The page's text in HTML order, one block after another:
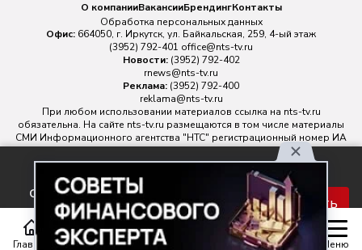
Главная Статьи Передачи Меню
соглашаетесь с правилами
обработки персональных
данных.
Принять
О компанииВакансииБрендингКонтакты
Обработка персональных данных
Офис: 664050, г. Иркутск, ул. Байкальская, 259, 4-ый этаж
(3952) 792-401 office@nts-tv.ru
Новости: (3952) 792-402
rnews@nts-tv.ru
Реклама: (3952) 792-400
reklama@nts-tv.ru
При любом использовании материалов ссылка на nts-tv.ru
обязательна. На сайте nts-tv.ru размещаются в том числе материалы
СМИ Информационного агентства "НТС" регистрационный номер ИА
№ ФС 77 - 88763 зарегистрировано Федеральной службой по
надзору в сфере связи, информационных технологий и массовых
Главный редактор ИА "НТС" Иштулкин Евгений Александрович
16+